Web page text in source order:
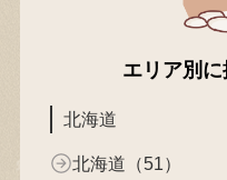
エリア別に
北海道
北海道（51）